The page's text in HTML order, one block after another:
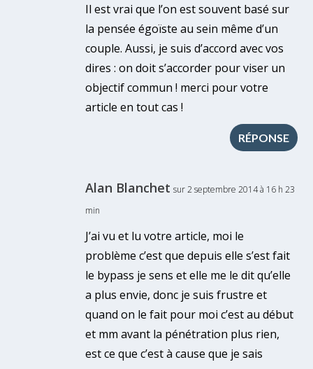
Il est vrai que l’on est souvent basé sur
la pensée égoïste au sein même d’un
couple. Aussi, je suis d’accord avec vos
dires : on doit s’accorder pour viser un
objectif commun ! merci pour votre
article en tout cas !
RÉPONSE
Alan Blanchet sur 2 septembre 2014 à 16 h 23
min
J’ai vu et lu votre article, moi le
problème c’est que depuis elle s’est fait
le bypass je sens et elle me le dit qu’elle
a plus envie, donc je suis frustre et
quand on le fait pour moi c’est au début
et mm avant la pénétration plus rien,
est ce que c’est à cause que je sais